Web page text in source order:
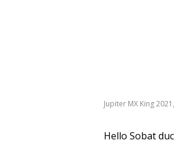
Jupiter MX King
Hello Sobat